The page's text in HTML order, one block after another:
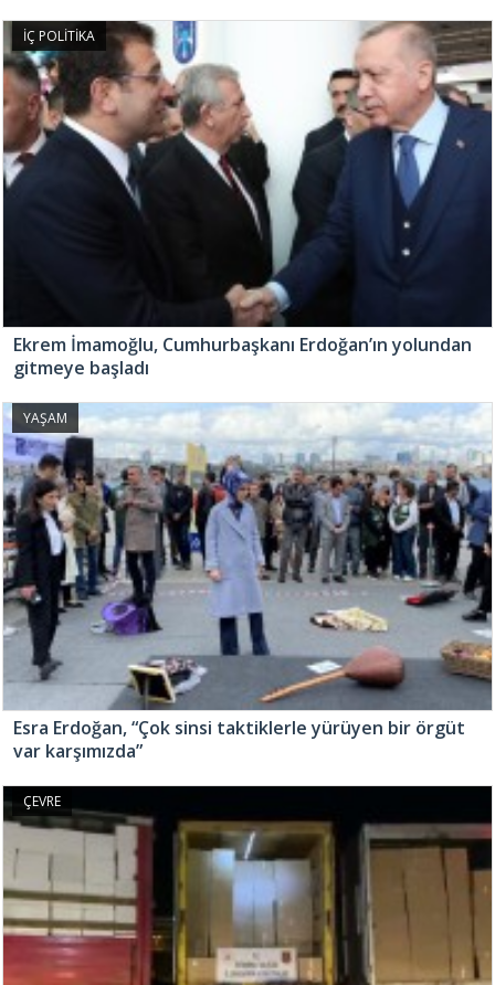
İÇ POLİTİKA
Ekrem İmamoğlu, Cumhurbaşkanı Erdoğan’ın yolundan
gitmeye başladı
YAŞAM
Esra Erdoğan, “Çok sinsi taktiklerle yürüyen bir örgüt
var karşımızda”
ÇEVRE